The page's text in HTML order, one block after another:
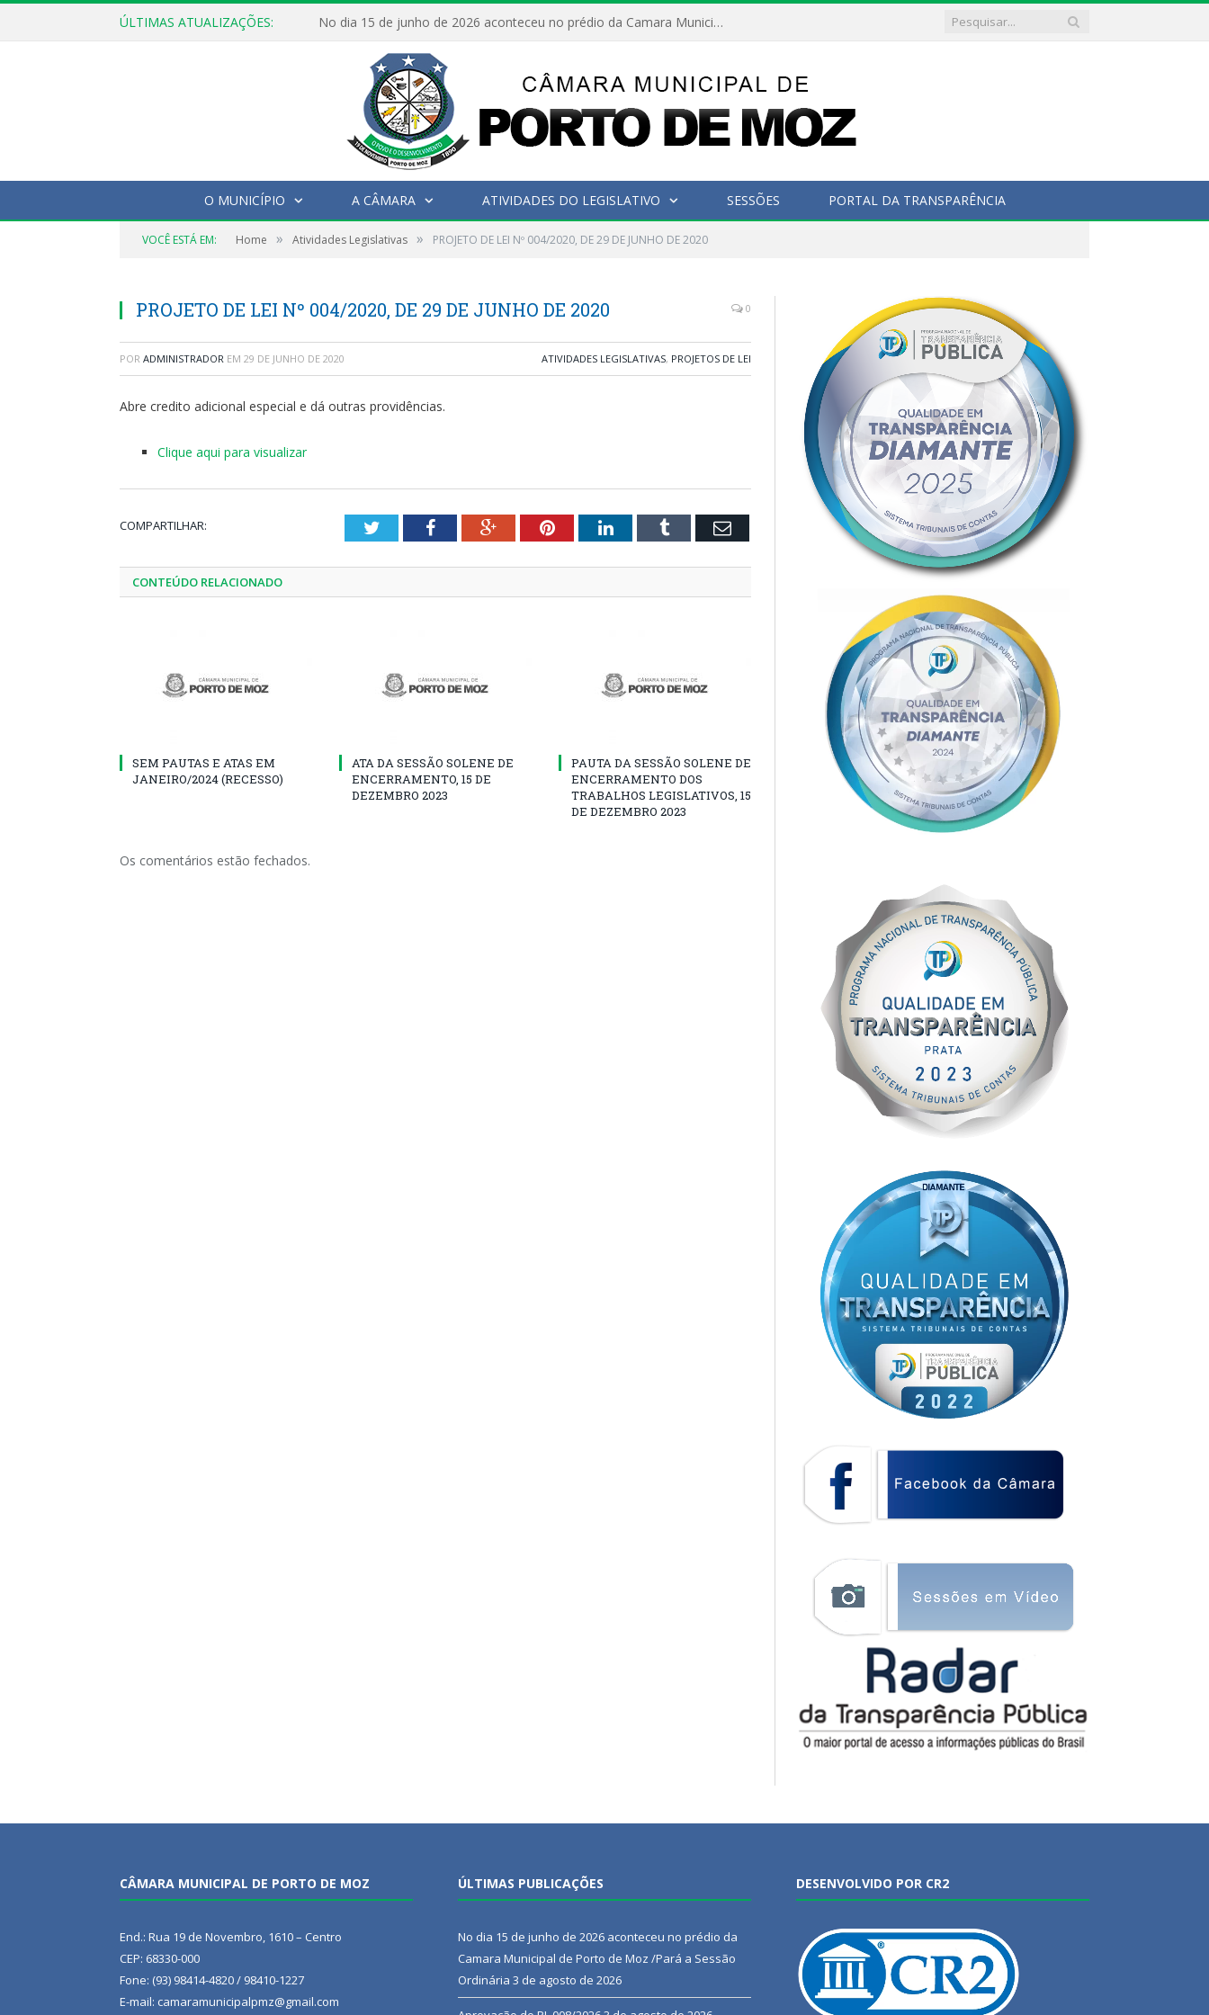
ÚLTIMAS ATUALIZAÇÕES: No dia 15 de junho de 2026 aconteceu no prédio da Camara Municipal de Porto de Moz /Pará a Sessão Ordinária
O MUNICÍPIO A CÂMARA ATIVIDADES DO LEGISLATIVO SESSÕES PORTAL DA TRANSPARÊNCIA
VOCÊ ESTÁ EM: Home » Atividades Legislativas » PROJETO DE LEI Nº 004/2020, DE 29 DE JUNHO DE 2020
PROJETO DE LEI Nº 004/2020, DE 29 DE JUNHO DE 2020 0
POR ADMINISTRADOR EM 29 DE JUNHO DE 2020 ATIVIDADES LEGISLATIVAS, PROJETOS DE LEI
Abre credito adicional especial e dá outras providências.
Clique aqui para visualizar
COMPARTILHAR: TwitterFacebookGoogle+PinterestLinkedInTumblr Email
CONTEÚDO RELACIONADO
SEM PAUTAS E ATAS EM
JANEIRO/2024 (RECESSO)
ATA DA SESSÃO SOLENE DE
ENCERRAMENTO, 15 DE
DEZEMBRO 2023
PAUTA DA SESSÃO SOLENE DE
ENCERRAMENTO DOS
TRABALHOS LEGISLATIVOS, 15
DE DEZEMBRO 2023
Os comentários estão fechados.
CÂMARA MUNICIPAL DE PORTO DE MOZ
End.: Rua 19 de Novembro, 1610 – Centro
CEP: 68330-000
Fone: (93) 98414-4820 / 98410-1227
E-mail: camaramunicipalpmz@gmail.com
ÚLTIMAS PUBLICAÇÕES
No dia 15 de junho de 2026 aconteceu no prédio da
Camara Municipal de Porto de Moz /Pará a Sessão
Ordinária 3 de agosto de 2026
DESENVOLVIDO POR CR2